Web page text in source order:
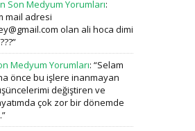
Son Medyum Yorumları:
mail adresi
olan ali hoca dimi
”
Medyum Yorumları: “Selam
önce bu işlere inanmayan
değiştiren ve
çok zor bir dönemde
”